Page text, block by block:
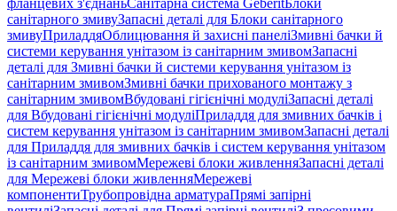
фланцевих з'єднаньСанітарна система GeberitБлоки
санітарного змивуЗапасні деталі для Блоки санітарного
змивуПриладдяОблицювання й захисні панеліЗмивні бачки й
системи керування унітазом із санітарним змивомЗапасні
деталі для Змивні бачки й системи керування унітазом із
санітарним змивомЗмивні бачки прихованого монтажу з
санітарним змивомВбудовані гігієнічні модуліЗапасні деталі
для Вбудовані гігієнічні модуліПриладдя для змивних бачків і
систем керування унітазом із санітарним змивомЗапасні деталі
для Приладдя для змивних бачків і систем керування унітазом
із санітарним змивомМережеві блоки живленняЗапасні деталі
для Мережеві блоки живленняМережеві
компонентиТрубопровідна арматураПрямі запірні